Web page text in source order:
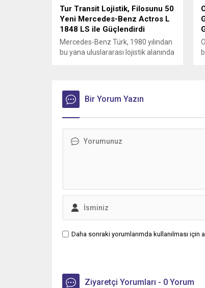
Tur Transit Lojistik, Filosunu 50
Yeni Mercedes-Benz Actros L
1848 LS ile Güçlendirdi
Mercedes-Benz Türk, 1980 yılından
bu yana uluslararası lojistik alanında
gerçekleştirdi.
Bir Yorum Yazın
Daha sonraki yorumlarımda kullanılması
Ziyaretçi Yorumları - 0 Yorum